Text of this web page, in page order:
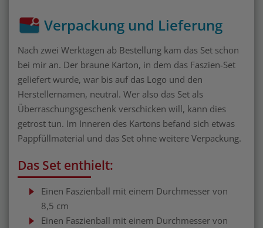
Verpackung und Lieferung
Nach zwei Werktagen ab Bestellung kam das Set schon
bei mir an. Der braune Karton, in dem das Faszien-Set
geliefert wurde, war bis auf das Logo und den
Herstellernamen, neutral. Wer also das Set als
Überraschungsgeschenk verschicken will, kann dies
getrost tun. Im Inneren des Kartons befand sich etwas
Pappfüllmaterial und das Set ohne weitere Verpackung.
Das Set enthielt:
Einen Faszienball mit einem Durchmesser von
8,5 cm
Einen Faszienball mit einem Durchmesser von